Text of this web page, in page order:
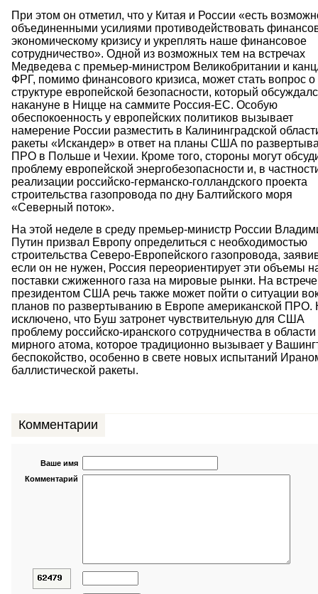
При этом он отметил, что у Китая и России «есть
объединенными усилиями противодействовать
экономическому кризису и укреплять наше финансовое
сотрудничество». Одной из возможных тем на встречах
Медведева с премьер-министром Великобритании и
ФРГ, помимо финансового кризиса, может стать вопрос о
структуре европейской безопасности, который
накануне в Ницце на саммите Россия-ЕС. Особую
обеспокоенность у европейских политиков вызывает
намерение России разместить в Калининградской
ракеты «Искандер» в ответ на планы США по
ПРО в Польше и Чехии. Кроме того, стороны могут
проблему европейской энергобезопасности и, в
реализации российско-германско-голландского проекта
строительства газопровода по дну Балтийского моря
«Северный поток».
На этой неделе в среду премьер-министр России
Путин призвал Европу определиться с необходимостью
строительства Северо-Европейского газопровода,
если он не нужен, Россия переориентирует эти объемы
поставки сжиженного газа на мировые рынки. На
президентом США речь также может пойти о ситуации
планов по развертыванию в Европе американской ПРО.
исключено, что Буш затронет чувствительную для США
проблему российско-иранского сотрудничества в области
мирного атома, которое традиционно вызывает у
беспокойство, особенно в свете новых испытаний
баллистической ракеты.
Комментарии
Ваше имя
Комментарий